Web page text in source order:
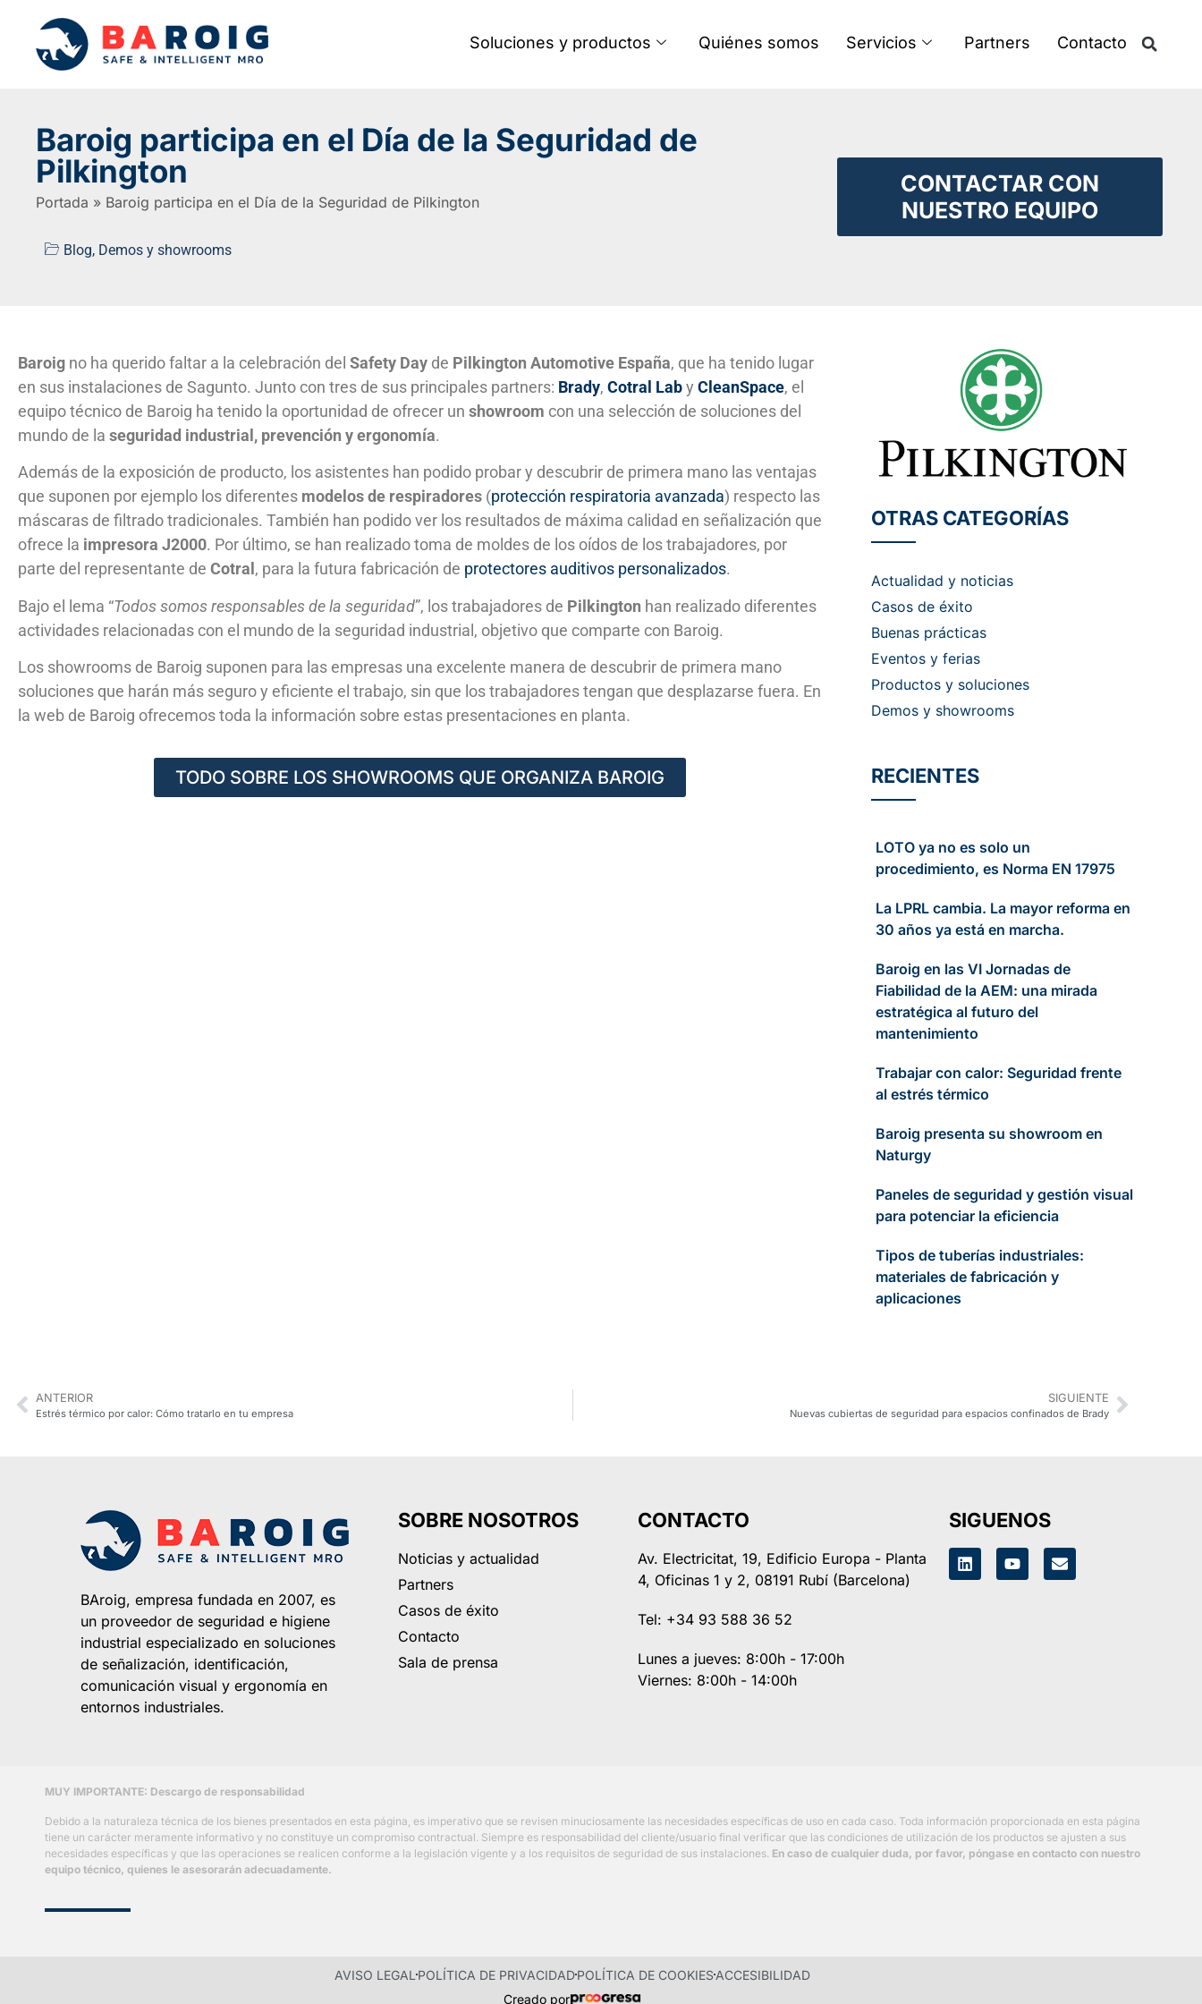
Soluciones y productos Quiénes somos Servicios Partners Contacto
Baroig participa en el Día de la Seguridad de
Pilkington
Portada » Baroig participa en el Día de la Seguridad de Pilkington
Blog, Demos y showrooms
CONTACTAR CON
NUESTRO EQUIPO
Baroig no ha querido faltar a la celebración del Safety Day de Pilkington Automotive España, que ha tenido lugar
en sus instalaciones de Sagunto. Junto con tres de sus principales partners: Brady, Cotral Laby CleanSpace, el
equipo técnico de Baroig ha tenido la oportunidad de ofrecer un showroom con una selección de soluciones del
mundo de la seguridad industrial, prevención y ergonomía.
Además de la exposición de producto, los asistentes han podido probar y descubrir de primera mano las ventajas
que suponen por ejemplo los diferentes modelos de respiradores (protección respiratoria avanzada) respecto las
máscaras de filtrado tradicionales. También han podido ver los resultados de máxima calidad en señalización que
ofrece la impresora J2000. Por último, se han realizado toma de moldes de los oídos de los trabajadores, por
parte del representante de Cotral , para la futura fabricación de protectores auditivos personalizados.
Bajo el lema “Todos somos responsables de la seguridad”, los trabajadores de Pilkington han realizado diferentes
actividades relacionadas con el mundo de la seguridad industrial, objetivo que comparte con Baroig.
Los showrooms de Baroig suponen para las empresas una excelente manera de descubrir de primera mano
soluciones que harán más seguro y eficiente el trabajo, sin que los trabajadores tengan que desplazarse fuera. En
la web de Baroig ofrecemos toda la información sobre estas presentaciones en planta.
TODO SOBRE LOS SHOWROOMS QUE ORGANIZA BAROIG
OTRAS CATEGORÍAS
Actualidad y noticias
Casos de éxito
Buenas prácticas
Eventos y ferias
Productos y soluciones
Demos y showrooms
RECIENTES
LOTO ya no es solo un
procedimiento, es Norma EN 17975
La LPRL cambia. La mayor reforma en
30 años ya está en marcha.
Baroig en las VI Jornadas de
Fiabilidad de la AEM: una mirada
estratégica al futuro del
mantenimiento
Trabajar con calor: Seguridad frente
al estrés térmico
Baroig presenta su showroom en
Naturgy
Paneles de seguridad y gestión visual
para potenciar la eficiencia
Tipos de tuberías industriales:
materiales de fabricación y
aplicaciones
ANTERIOR
Estrés térmico por calor: Cómo tratarlo en tu empresa
SIGUIENTE
Nuevas cubiertas de seguridad para espacios confinados de Brady
BAroig, empresa fundada en 2007, es
un proveedor de seguridad e higiene
industrial especializado en soluciones
de señalización, identificación,
comunicación visual y ergonomía en
entornos industriales.
SOBRE NOSOTROS
Noticias y actualidad
Partners
Casos de éxito
Contacto
Sala de prensa
CONTACTO
Av. Electricitat, 19, Edificio Europa - Planta
4, Oficinas 1 y 2, 08191 Rubí (Barcelona)
Tel: +34 93 588 36 52
Lunes a jueves: 8:00h - 17:00h
Viernes: 8:00h - 14:00h
SIGUENOS
MUY IMPORTANTE: Descargo de responsabilidad
Debido a la naturaleza técnica de los bienes presentados en esta página, es imperativo que se revisen minuciosamente las necesidades específicas de uso en cada caso. Toda información proporcionada en esta página
tiene un carácter meramente informativo y no constituye un compromiso contractual. Siempre es responsabilidad del cliente/usuario final verificar que las condiciones de utilización de los productos se ajusten a sus
necesidades específicas y que las operaciones se realicen conforme a la legislación vigente y a los requisitos de seguridad de sus instalaciones. En caso de cualquier duda, por favor, póngase en contacto con nuestro
equipo técnico, quienes le asesorarán adecuadamente.
AVISO LEGAL POLÍTICA DE PRIVACIDADPOLÍTICA DE COOKIES ACCESIBILIDAD
Creado por